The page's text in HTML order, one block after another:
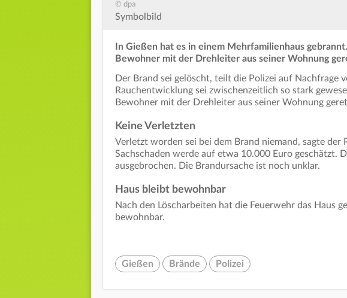
© dpa
Symbolbild
In Gießen hat es in einem Mehrfamilienhaus
Bewohner mit der Drehleiter aus seiner Wohnung
Der Brand sei gelöscht, teilt die Polizei auf Nachfrage
Rauchentwicklung sei zwischenzeitlich so stark
Bewohner mit der Drehleiter aus seiner Wohnung
Keine Verletzten
Verletzt worden sei bei dem Brand niemand, sagte der
Sachschaden werde auf etwa 10.000 Euro geschätzt.
ausgebrochen. Die Brandursache ist noch unklar.
Haus bleibt bewohnbar
Nach den Löscharbeiten hat die Feuerwehr das Haus
bewohnbar.
Gießen Brände Polizei